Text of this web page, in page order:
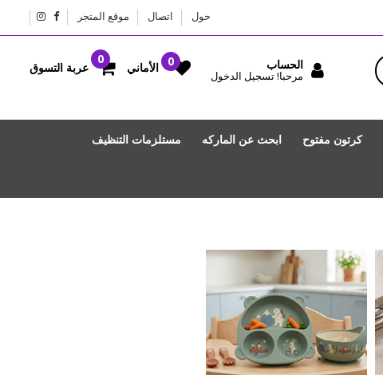
حول اتصال موقع المتجر
كرتون مفتوح ابحث عن الماركه مستلزمات التنظيف
الحساب
مرحبا! تسجيل الدخول
الأماني عربة التسوق